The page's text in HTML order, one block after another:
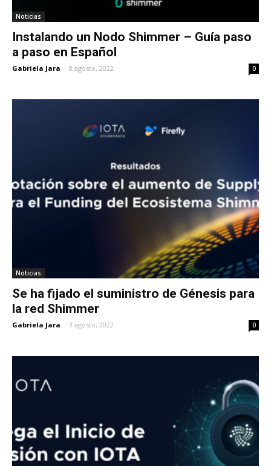
Noticias
Instalando un Nodo Shimmer – Guía paso
a paso en Español
Gabriela Jara - 8 agosto, 2022 0
Noticias
Se ha fijado el suministro de Génesis para
la red Shimmer
Gabriela Jara - 3 agosto, 2022 0